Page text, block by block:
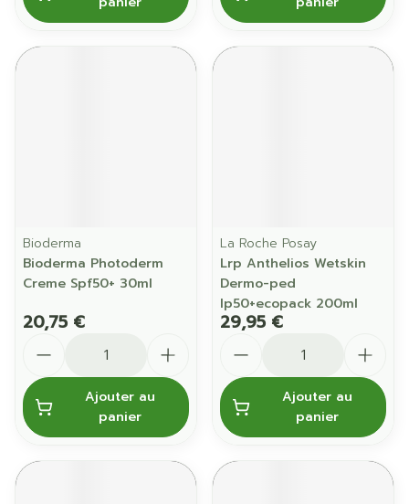
Bioderma
Bioderma Photoderm
Creme Spf50+ 30ml
20,75 €
Ajouter au
panier
La Roche Posay
Lrp Anthelios Wetskin
Dermo-ped
Ip50+ecopack 200ml
29,95 €
Ajouter au
panier